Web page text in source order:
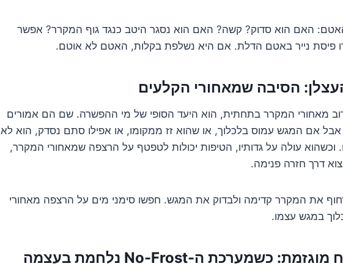
האם הוא סדוק? קשה? האם הוא נסגר היטב כנגד גוף המקרר? אפשר
פיסת נייר באטם הדלת. אם היא נשלפת בקלות, האטם לא אוטם.
מאחורי המקרר בתחתית, הוא היעד הסופי של מי ההפשרה. שם הם אמורים
אם המגש עמוס בלכלוך, או שהוא זז ממקומו, או אפילו סתם נסדק, הוא לא
וכשהוא עולה על גדותיו, הטיפות יכולות לטפטף על הרצפה שמאחורי המקרר,
דרך חזרה פנימה.
את המקרר קדימה ולבדוק את המגש. חפשו סימני מים על הרצפה מאחורי
במגש עצמו.